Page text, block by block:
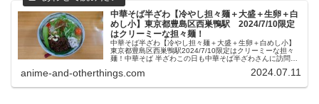
中華そば半ざわ【冷やし担々麺＋大盛＋生卵＋白
めし小】東京都豊島区西巣鴨駅 2024/7/10限定
はクリーミーな担々麺！
中華そば半ざわ【冷やし担々麺＋大盛＋生卵＋白めし小】
東京都豊島区西巣鴨駅2024/7/10限定はクリーミーな担々
麺！中華そば 半ざわこの日も中華そば半ざわさんに訪問で
上階へ出て近くの明...
anime-and-otherthings.com 2024.07.11